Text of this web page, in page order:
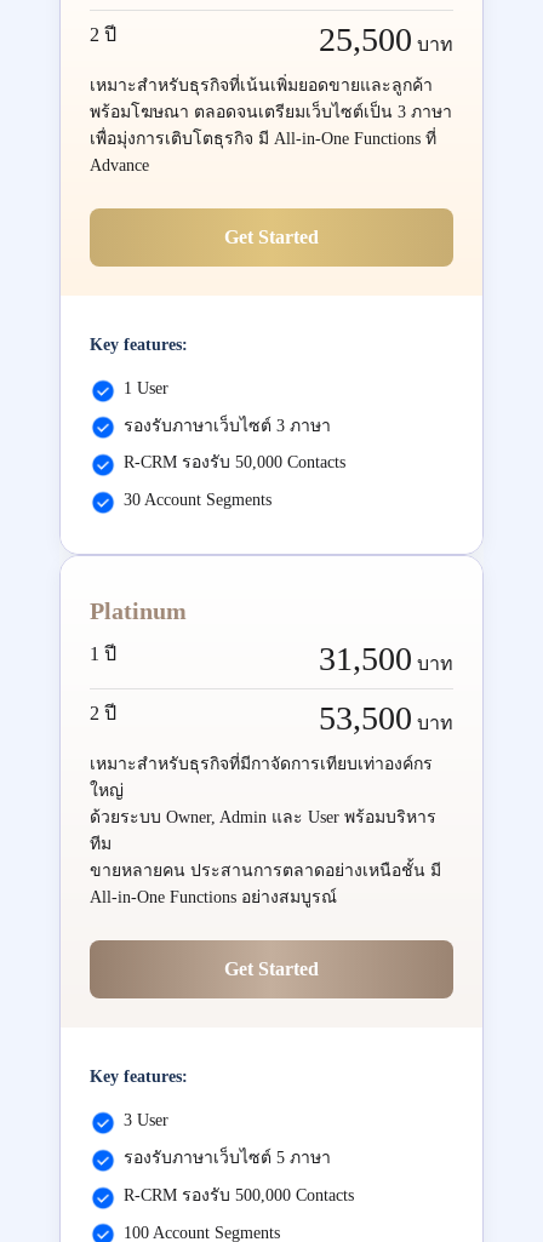
2 ปี 25,500 บาท
เหมาะสำหรับธุรกิจที่เน้นเพิ่มยอดขายและลูกค้า
พร้อมโฆษณา ตลอดจนเตรียมเว็บไซต์เป็น 3 ภาษา
เพื่อมุ่งการเติบโตธุรกิจ มี All-in-One Functions ที่
Advance
Get Started
Key features:
1 User
รองรับภาษาเว็บไซต์ 3 ภาษา
R-CRM รองรับ 50,000 Contacts
30 Account Segments
Platinum
1 ปี 31,500 บาท
2 ปี 53,500 บาท
เหมาะสำหรับธุรกิจที่มีกาจัดการเทียบเท่าองค์กร
ใหญ่
ด้วยระบบ Owner, Admin และ User พร้อมบริหาร
ทีม
ขายหลายคน ประสานการตลาดอย่างเหนือชั้น มี
All-in-One Functions อย่างสมบูรณ์
Get Started
Key features:
3 User
รองรับภาษาเว็บไซต์ 5 ภาษา
R-CRM รองรับ 500,000 Contacts
100 Account Segments